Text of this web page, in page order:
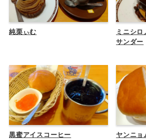
純栗ぃむ
ミニシ
サンダー
黒蜜アイスコーヒー ヤンニョ